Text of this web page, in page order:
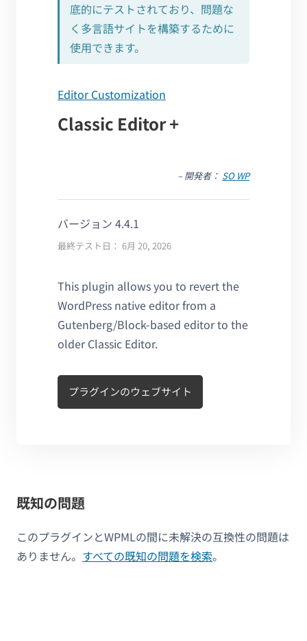
底的にテストされており、問題な
く多言語サイトを構築するために
使用できます。
Editor Customization
Classic Editor +
– 開発者： SO WP
バージョン 4.4.1
最終テスト日： 6月 20, 2026
This plugin allows you to revert the
WordPress native editor from a
Gutenberg/Block-based editor to the
older Classic Editor.
プラグインのウェブサイト
既知の問題
このプラグインとWPMLの間に未解決の互換性の問題は
ありません。 すべての既知の問題を検索。